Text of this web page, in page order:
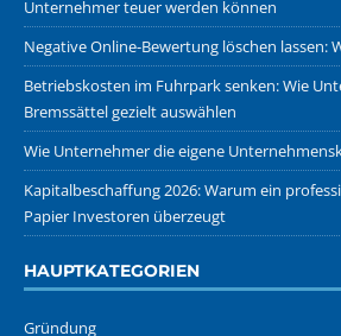
Unternehmer teuer werden können
Negative Online-Bewertung löschen lassen:
Betriebskosten im Fuhrpark senken: Wie
Bremssättel gezielt auswählen
Wie Unternehmer die eigene
Kapitalbeschaffung 2026: Warum ein
Papier Investoren überzeugt
HAUPTKATEGORIEN
Gründung